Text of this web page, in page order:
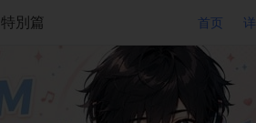
特別篇 首页